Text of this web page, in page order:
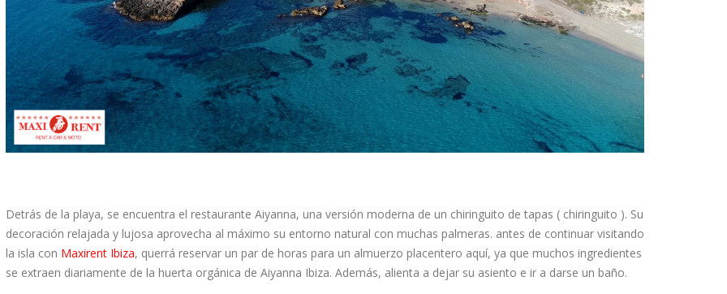
Detrás de la playa, se encuentra el restaurante Aiyanna, una versión moderna de un chiringuito de tapas ( chiringuito ). Su
decoración relajada y lujosa aprovecha al máximo su entorno natural con muchas palmeras. antes de continuar visitando
la isla con Maxirent Ibiza, querrá reservar un par de horas para un almuerzo placentero aquí, ya que muchos ingredientes
se extraen diariamente de la huerta orgánica de Aiyanna Ibiza. Además, alienta a dejar su asiento e ir a darse un baño.